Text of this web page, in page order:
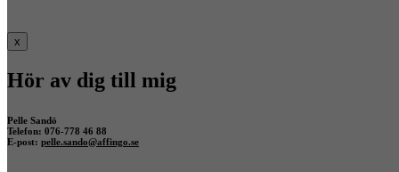
x
Hör av dig till mig
Pelle Sandö
Telefon: 076-778 46 88
E-post: pelle.sando@affingo.se